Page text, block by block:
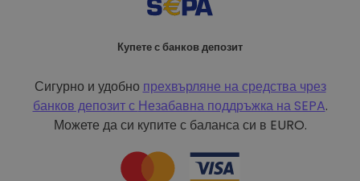
Купете с банков депозит
Сигурно и удобно прехвърляне на средства чрез
банков депозит с Незабавна поддръжка на SEPA.
Можете да си купите с баланса си в EURO.